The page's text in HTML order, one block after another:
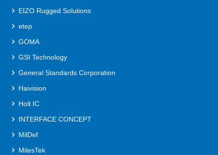
EIZO Rugged Solutions
etep
GOMA
GSI Technology
General Standards Corporation
Haivision
Holt IC
INTERFACE CONCEPT
MilDef
MilesTek